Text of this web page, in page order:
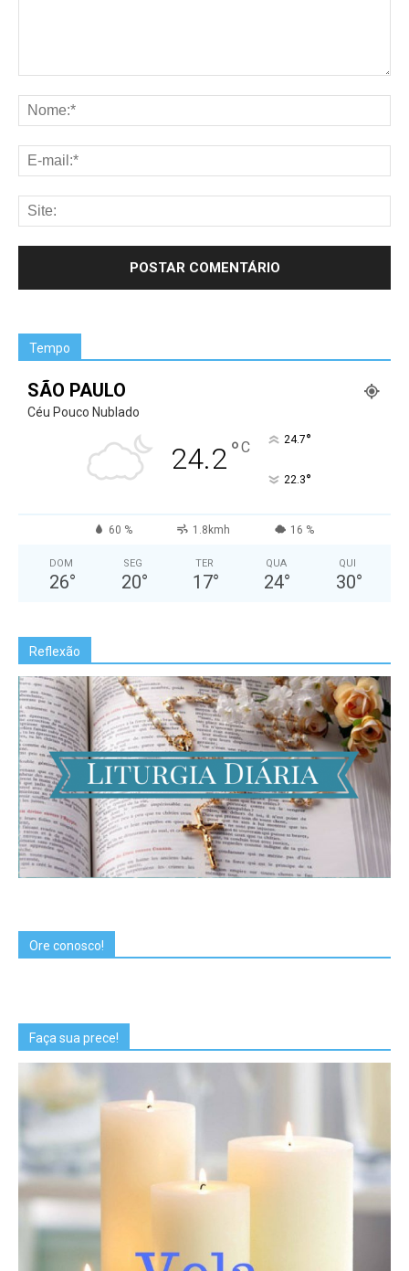
Tempo
SÃO PAULO
Céu Pouco Nublado
24.2°C 24.7°
22.3°
60 % 1.8kmh 16 %
DOM
26°
SEG
20°
TER
17°
QUA
24°
QUI
30°
Reflexão
Ore conosco!
Faça sua prece!